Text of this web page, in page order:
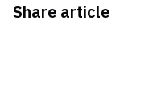
Share article